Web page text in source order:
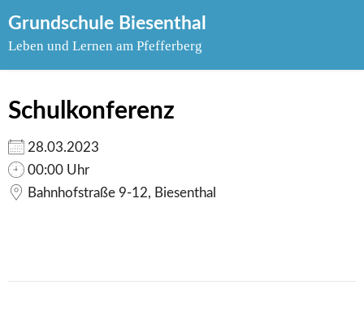
to
Grundschule Biesenthal
Leben und Lernen am Pfefferberg
Schulkonferenz
28.03.2023
00:00 Uhr
Bahnhofstraße 9-12, Biesenthal